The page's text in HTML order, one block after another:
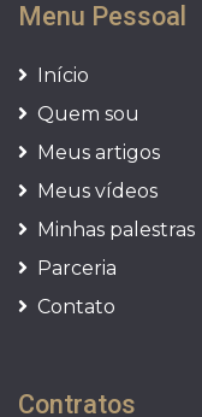
Menu Pessoal
Início
Quem sou
Meus artigos
Meus vídeos
Minhas palestras
Parceria
Contato
Contratos